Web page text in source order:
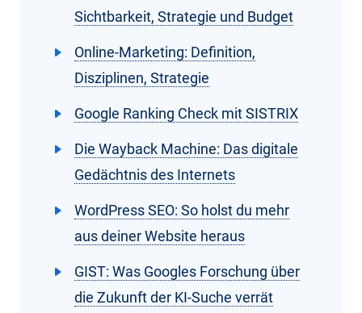
Sichtbarkeit, Strategie und Budget
Online‑Marketing: Definition,
Disziplinen, Strategie
Google Ranking Check mit SISTRIX
Die Wayback Machine: Das digitale
Gedächtnis des Internets
WordPress SEO: So holst du mehr
aus deiner Website heraus
GIST: Was Googles Forschung über
die Zukunft der KI-Suche verrät